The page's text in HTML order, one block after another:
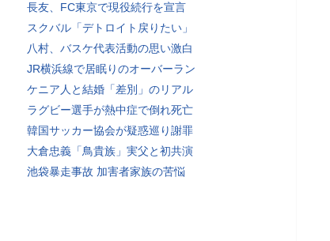
長友、FC東京で現役続行を宣言
スクバル「デトロイト戻りたい」
八村、バスケ代表活動の思い激白
JR横浜線で居眠りのオーバーラン
ケニア人と結婚「差別」のリアル
ラグビー選手が熱中症で倒れ死亡
韓国サッカー協会が疑惑巡り謝罪
大倉忠義「鳥貴族」実父と初共演
池袋暴走事故 加害者家族の苦悩